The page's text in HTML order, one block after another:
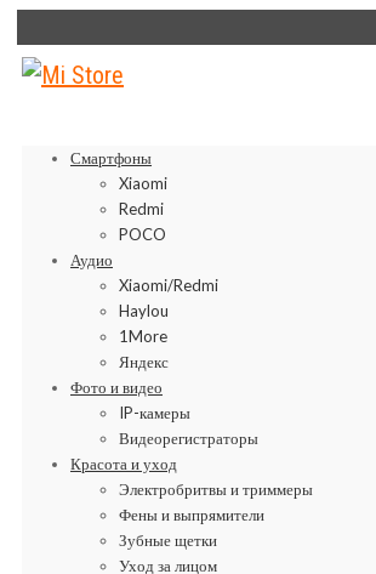
Смартфоны
Xiaomi
Redmi
POCO
Аудио
Xiaomi/Redmi
Haylou
1More
Яндекс
Фото и видео
IP-камеры
Видеорегистраторы
Красота и уход
Электробритвы и триммеры
Фены и выпрямители
Зубные щетки
Уход за лицом